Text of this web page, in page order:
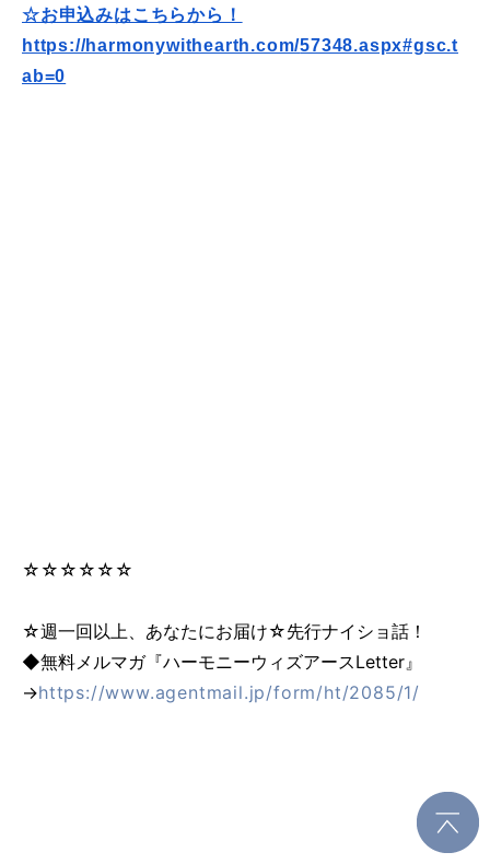
☆お申込みはこちらから！
https://harmonywithearth.com/57348.aspx#gsc.t
ab=0
☆☆☆☆☆☆
☆週一回以上、あなたにお届け☆先行ナイショ話！
◆無料メルマガ『ハーモニーウィズアースLetter』
→https://www.agentmail.jp/form/ht/2085/1/